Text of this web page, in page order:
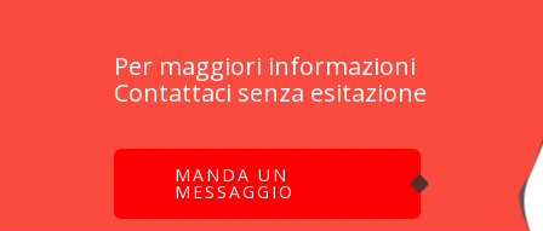
Per maggiori informazioni
Contattaci senza esitazione
MANDA UN
MESSAGGIO